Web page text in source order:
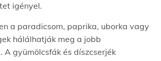
igényel.
a paradicsom, paprika, uborka vagy
hálálhatják meg a jobb
A gyümölcsfák és díszcserjék